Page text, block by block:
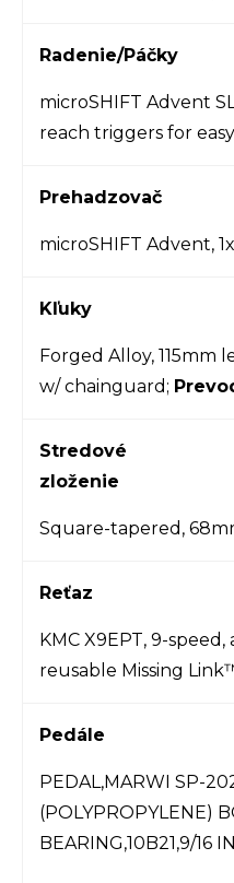
Radenie/Páčky
microSHIFT Advent
reach triggers for
Prehadzovač
microSHIFT Advent,
Kľuky
Forged Alloy, 115mm
w/ chainguard;
Stredové
zloženie
Square-tapered,
Reťaz
KMC X9EPT, 9-
reusable Missing
Pedále
PEDAL,MARWI SP-
(POLYPROPYLENE)
BEARING,10B21,9/16